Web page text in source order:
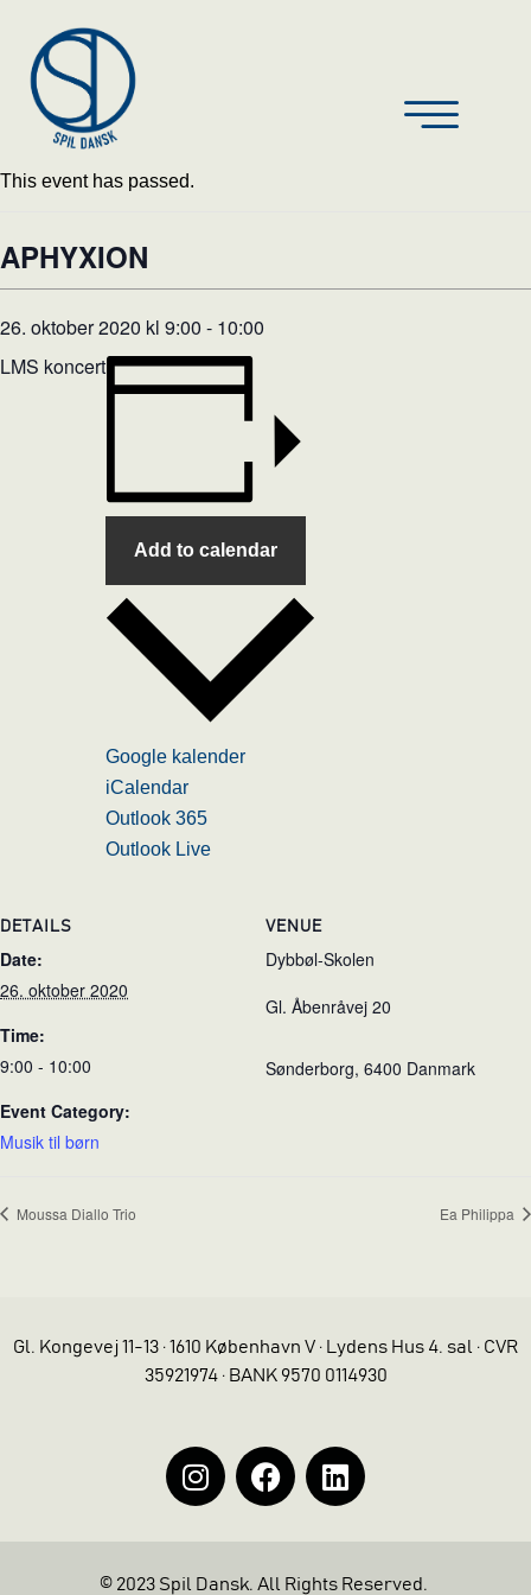
This event has passed.
APHYXION
26. oktober 2020 kl 9:00 - 10:00
LMS koncert
Add to calendar
Google kalender
iCalendar
Outlook 365
Outlook Live
DETAILS
Date:
26. oktober 2020
Time:
9:00 - 10:00
Event Category:
Musik til børn
VENUE
Dybbøl-Skolen
Gl. Åbenråvej 20
Sønderborg, 6400 Danmark
Moussa Diallo Trio Ea Philippa
Gl. Kongevej 11-13 · 1610 København V · Lydens Hus 4. sal · CVR
35921974 · BANK 9570 0114930
© 2023 Spil Dansk. All Rights Reserved.